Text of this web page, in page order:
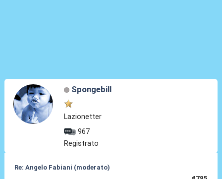
Spongebill
Lazionetter
967
Registrato
Re: Angelo Fabiani (moderato)